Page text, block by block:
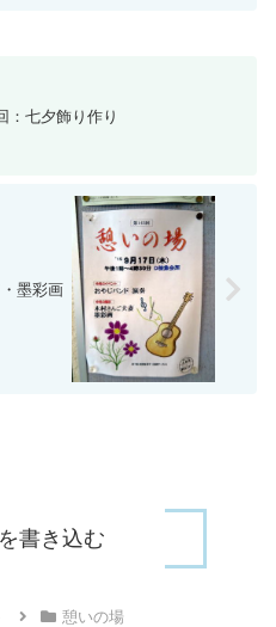
：七夕飾り作り
墨彩画
書き込む
憩いの場